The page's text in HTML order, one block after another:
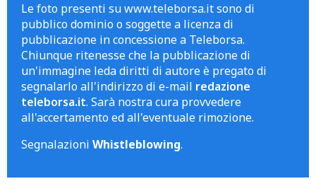
Le foto presenti su www.teleborsa.it sono di
pubblico dominio o soggette a licenza di
pubblicazione in concessione a Teleborsa.
Chiunque ritenesse che la pubblicazione di
un'immagine leda diritti di autore è pregato di
segnalarlo all'indirizzo di e-mail redazione
teleborsa.it. Sarà nostra cura provvedere
all'accertamento ed all'eventuale rimozione.
Segnalazioni Whistleblowing.